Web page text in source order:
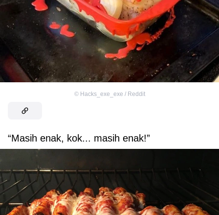
© Hacks_exe_exe / Reddit
“Masih enak, kok... masih enak!”